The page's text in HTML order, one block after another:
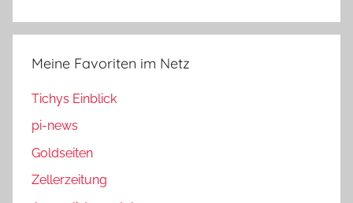
Meine Favoriten im Netz
Tichys Einblick
pi-news
Goldseiten
Zellerzeitung